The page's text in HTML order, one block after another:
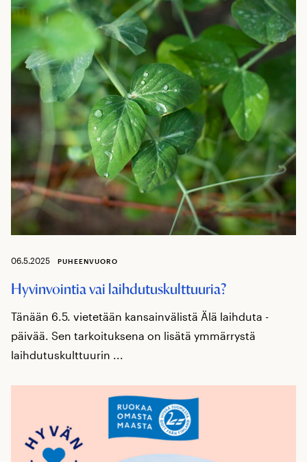
06.5.2025 PUHEENVUORO
Hyvinvointia vai laihdutuskulttuuria?
Tänään 6.5. vietetään kansainvälistä Älä laihduta -
päivää. Sen tarkoituksena on lisätä ymmärrystä
laihdutuskulttuurin ...